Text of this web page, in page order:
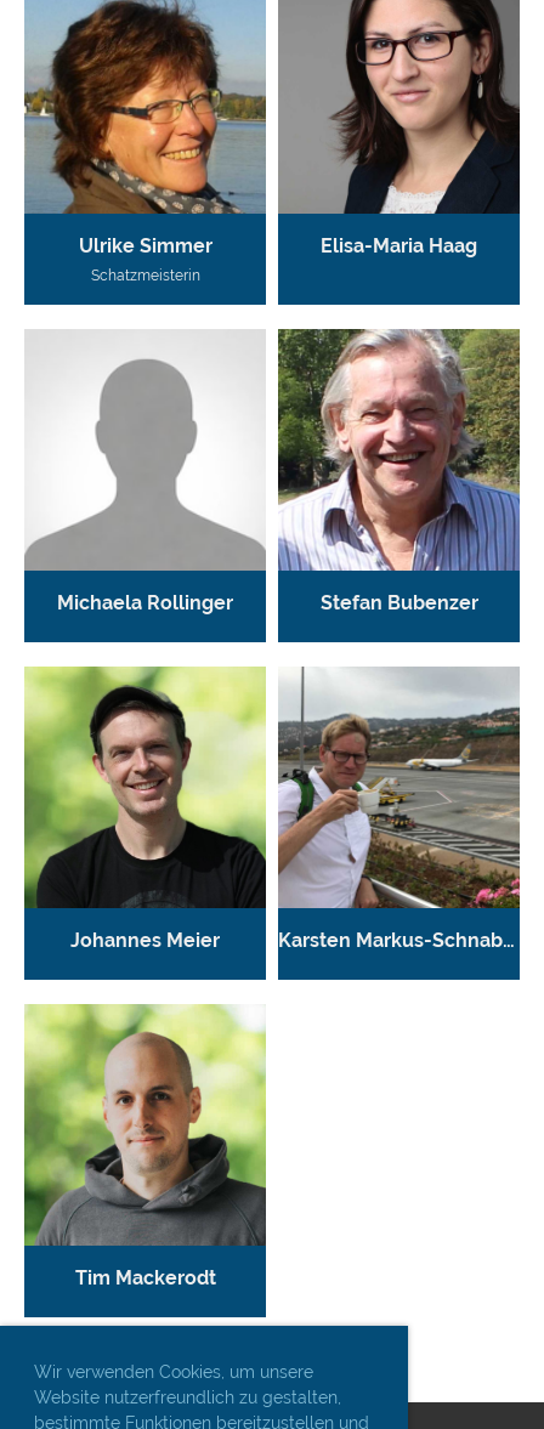
Wir verwenden Cookies, um unsere
Website nutzerfreundlich zu gestalten,
bestimmte Funktionen bereitzustellen und
Ulrike Simmer
Schatzmeisterin
Elisa-Maria Haag
Michaela Rollinger Stefan Bubenzer
Johannes Meier Karsten Markus-Schnabel
Tim Mackerodt